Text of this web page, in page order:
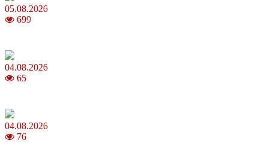
05.08.2026
699
04.08.2026
65
04.08.2026
76